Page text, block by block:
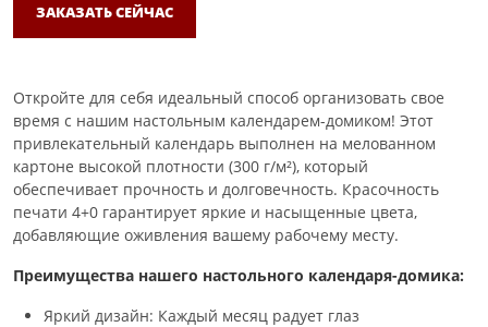
ЗАКАЗАТЬ СЕЙЧАС
Откройте для себя идеальный способ организовать свое
время с нашим настольным календарем-домиком! Этот
привлекательный календарь выполнен на мелованном
картоне высокой плотности (300 г/м²), который
обеспечивает прочность и долговечность. Красочность
печати 4+0 гарантирует яркие и насыщенные цвета,
добавляющие оживления вашему рабочему месту.
Преимущества нашего настольного календаря-домика:
Яркий дизайн: Каждый месяц радует глаз